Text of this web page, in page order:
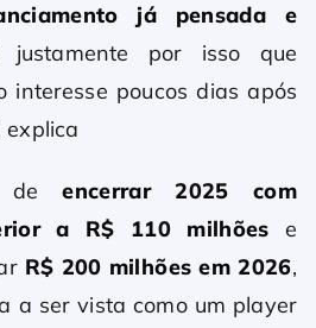
já pensada e
por isso que
interesse poucos dias após
explica
deencerrar 2025 com
a R$ 110 milhões e
R$ 200 milhões em 2026,
a ser vista como um player